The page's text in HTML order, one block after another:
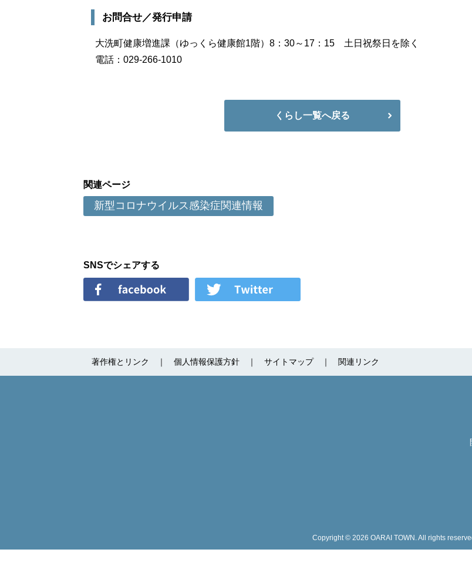
お問合せ／発行申請
大洗町健康増進課（ゆっくら健康館1階）8：30～17：15 土日祝祭日を除く
電話：029-266-1010
くらし一覧へ戻る
関連ページ
新型コロナウイルス感染症関連情報
SNSでシェアする
著作権とリンク 個人情報保護方針 サイトマップ 関連リンク
Copyright © 2026 OARAI TOWN. All rights